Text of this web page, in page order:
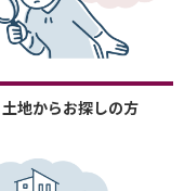
土地からお探しの方